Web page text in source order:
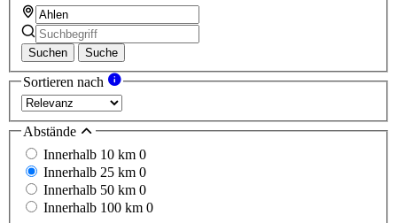
Suchen Suche
Sortieren nach
Abstände
Innerhalb 10 km 0
Innerhalb 25 km 0
Innerhalb 50 km 0
Innerhalb 100 km 0